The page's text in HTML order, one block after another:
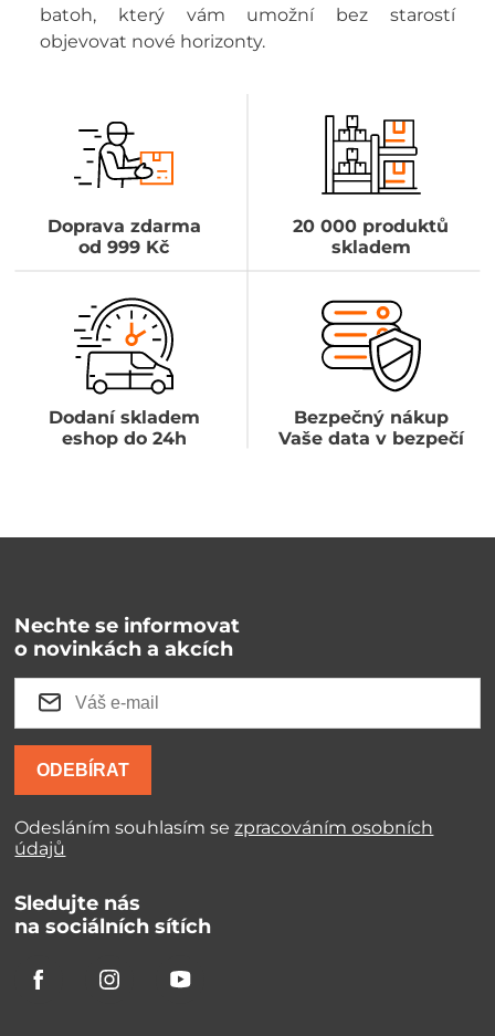
batoh, který vám umožní bez starostí
objevovat nové horizonty.
Doprava zdarma
od 999 Kč
20 000 produktů
skladem
Dodaní skladem
eshop do 24h
Bezpečný nákup
Vaše data v bezpečí
Nechte se informovat
o novinkách a akcích
ODEBÍRAT
Odesláním souhlasím sezpracováním osobních
údajů
Sledujte nás
na sociálních sítích